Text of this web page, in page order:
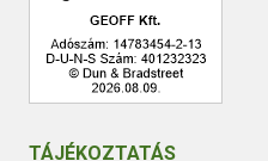
TÁJÉKOZTATÁS